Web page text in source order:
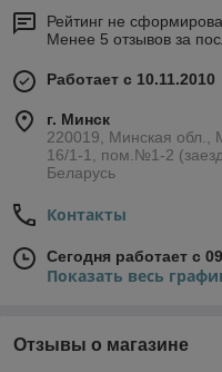
Рейтинг не
Менее 5 отзывов за
Работает с 10.11.2010
г. Минск
220019, Минская обл.,
16/1-1, пом.№1-2
Беларусь
Контакты
Сегодня работает с
Показать весь
Отзывы о магазине